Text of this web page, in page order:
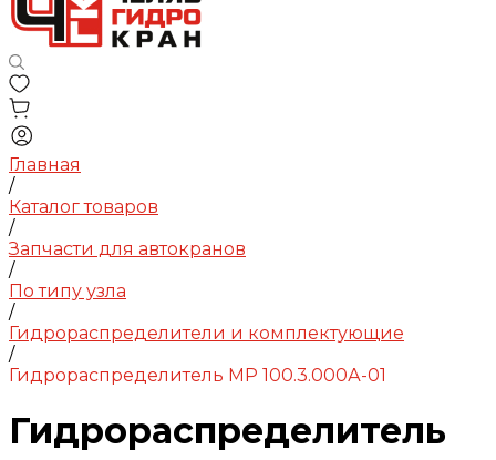
Главная
/
Каталог товаров
/
Запчасти для автокранов
/
По типу узла
/
Гидрораспределители и комплектующие
/
Гидрораспределитель МР 100.3.000А-01
Гидрораспределитель